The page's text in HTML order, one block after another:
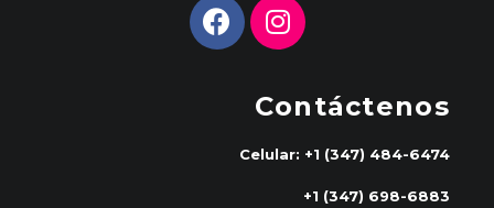
Contáctenos
Celular: +1 (347) 484-6474
+1 (347) 698-6883